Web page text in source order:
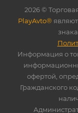
2026 ©
PlayAvto®
Информация о
офертой,
Гражданского